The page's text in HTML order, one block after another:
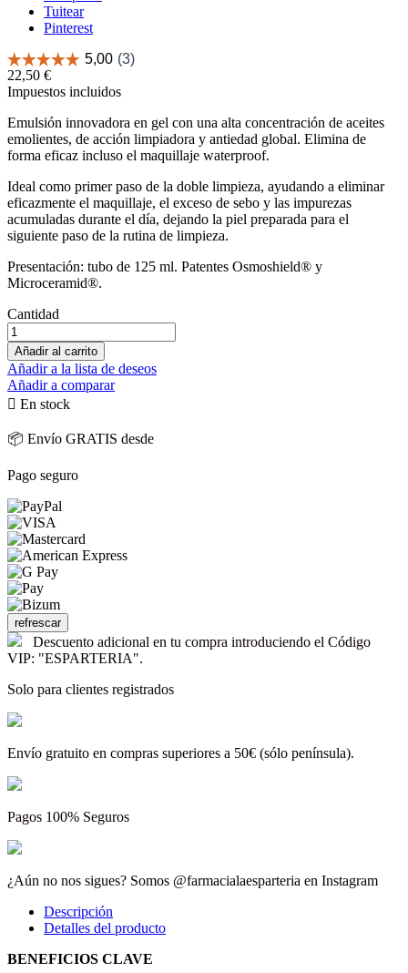
Tuitear
Pinterest
22,50 €
Impuestos incluidos
Emulsión innovadora en gel con una alta concentración de aceites
emolientes, de acción limpiadora y antiedad global. Elimina de
forma eficaz incluso el maquillaje waterproof.
Ideal como primer paso de la doble limpieza, ayudando a eliminar
eficazmente el maquillaje, el exceso de sebo y las impurezas
acumuladas durante el día, dejando la piel preparada para el
siguiente paso de la rutina de limpieza.
Presentación: tubo de 125 ml. Patentes Osmoshield® y
Microceramid®.
Cantidad
Añadir al carrito
Añadir a la lista de deseos
Añadir a comparar
 En stock
📦 Envío GRATIS desde
Pago seguro
Descuento adicional en tu compra introduciendo el Código
VIP: "ESPARTERIA".
Solo para clientes registrados
Envío gratuito en compras superiores a 50€ (sólo península).
Pagos 100% Seguros
¿Aún no nos sigues? Somos @farmacialaesparteria en Instagram
Descripción
Detalles del producto
BENEFICIOS CLAVE